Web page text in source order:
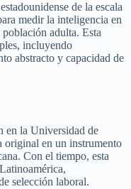
de la escala
medir la inteligencia en
adulta. Esta
incluyendo
abstracto y capacidad de
en la Universidad de
original en un instrumento
Con el tiempo, esta
selección laboral.